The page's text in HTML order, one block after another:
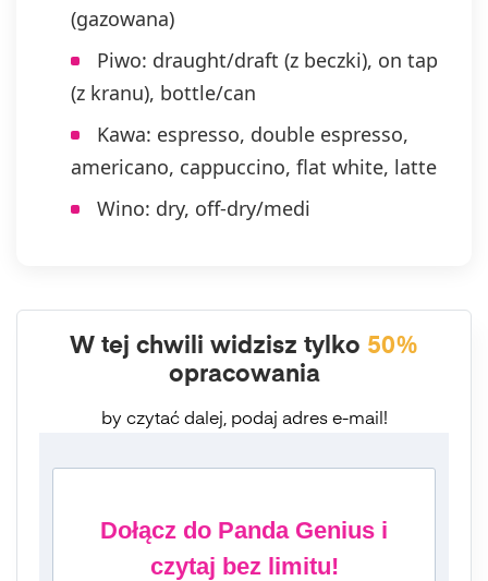
(gazowana)
Piwo: draught/draft (z beczki), on tap
(z kranu), bottle/can
Kawa: espresso, double espresso,
americano, cappuccino, flat white, latte
Wino: dry, off-dry/medi
W tej chwili widzisz tylko 50%
opracowania
by czytać dalej, podaj adres e-mail!
Dołącz do Panda Genius i
czytaj bez limitu!